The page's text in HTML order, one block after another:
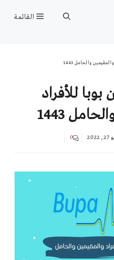
القائمة
والحامل 1443
للأفراد
1443
2022
0